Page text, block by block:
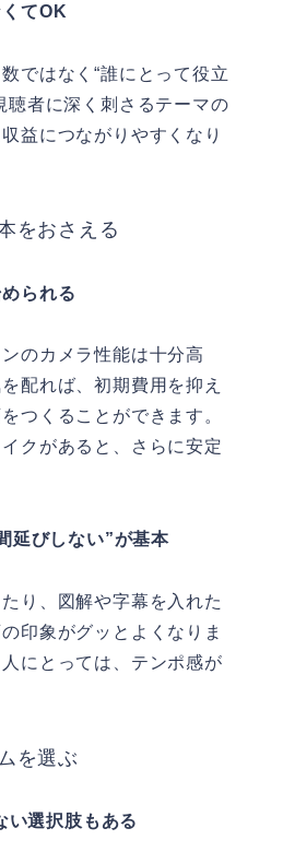
てOK
ではなく“誰にとって役立
聴者に深く刺さるテーマの
益につながりやすくなり
をおさえる
られる
のカメラ性能は十分高
配れば、初期費用を抑え
つくることができます。
クがあると、さらに安定
延びしない”が基本
り、図解や字幕を入れた
印象がグッとよくなりま
にとっては、テンポ感が
を選ぶ
選択肢もある